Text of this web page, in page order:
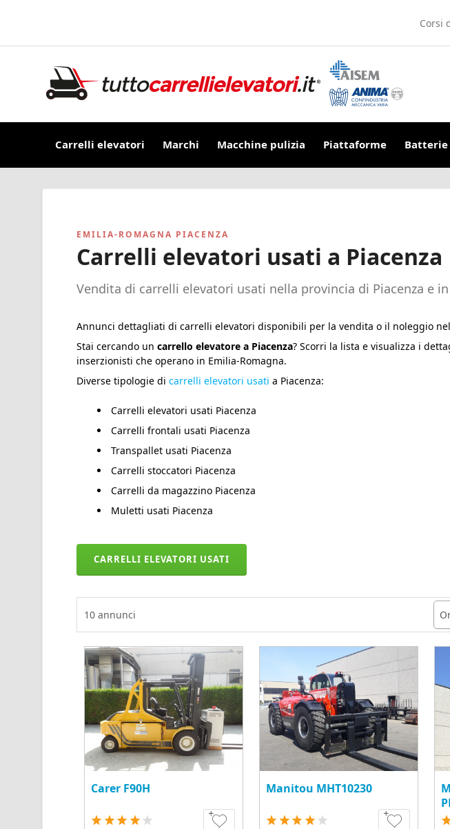
Corsi
Carrelli elevatori Marchi Macchine pulizia Piattaforme Batterie
EMILIA-ROMAGNA PIACENZA
Carrelli elevatori usati a Piacenza
Vendita di carrelli elevatori usati nella provincia di Piacenza e
Annunci dettagliati di carrelli elevatori disponibili per la vendita o il noleggio
Stai cercando un carrello elevatore a Piacenza? Scorri la lista e visualizza i
inserzionisti che operano in Emilia-Romagna.
Diverse tipologie di carrelli elevatori usati a Piacenza:
Carrelli elevatori usati Piacenza
Carrelli frontali usati Piacenza
Transpallet usati Piacenza
Carrelli stoccatori Piacenza
Carrelli da magazzino Piacenza
Muletti usati Piacenza
CARRELLI ELEVATORI USATI
10 annunci
Carer F90H Manitou MHT10230